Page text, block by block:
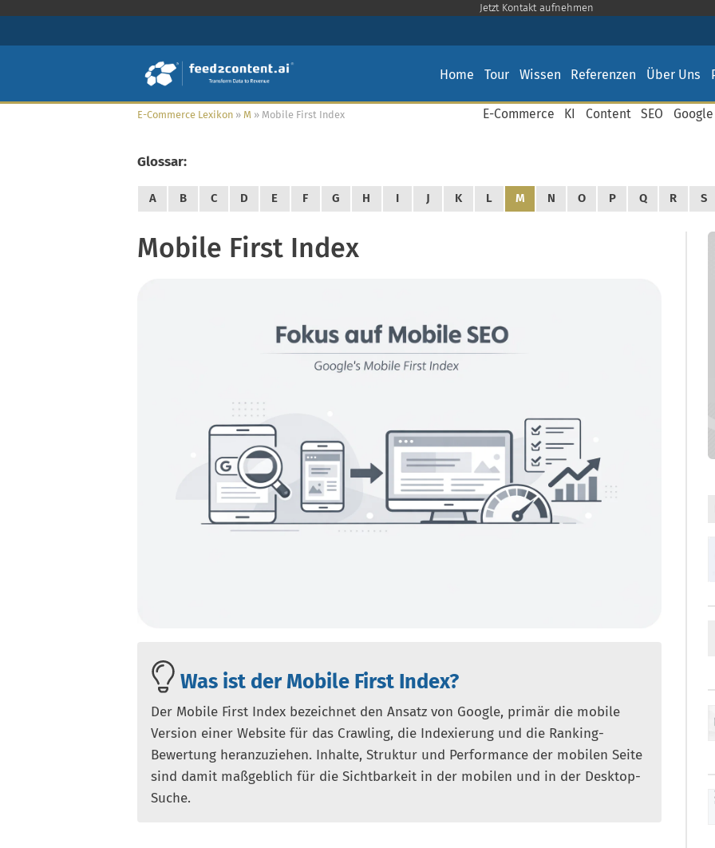
Jetzt Kontakt aufnehmen
Home Tour Wissen Referenzen Über Uns
E-Commerce Lexikon » M » Mobile First Index E-Commerce KI Content SEO
Glossar:
A B C D E F G H I J K L M N O P Q R S
Mobile First Index
Was ist der Mobile First Index?
Der Mobile First Index bezeichnet den Ansatz von Google, primär die mobile
Version einer Website für das Crawling, die Indexierung und die Ranking-
Bewertung heranzuziehen. Inhalte, Struktur und Performance der mobilen Seite
sind damit maßgeblich für die Sichtbarkeit in der mobilen und in der Desktop-
Suche.